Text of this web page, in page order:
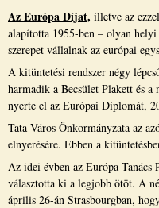
Az Európa Díjat, illetve az
alapította 1955-ben – olyan
szerepet vállalnak az európai
A kitüntetési rendszer négy
harmadik a Becsület Plakett és
nyerte el az Európai Diplomát,
Tata Város Önkormányzata az
elnyerésére. Ebben a
Az idei évben az Európa
választotta ki a legjobb ötöt. A
április 26-án Strasbourgban,